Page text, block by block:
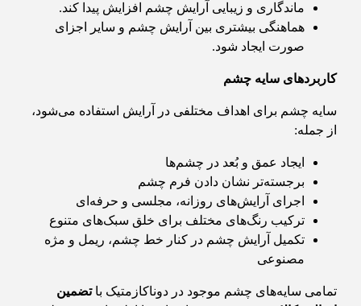
ماندگاری و زیبایی آرایش چشم افزایش پیدا کند.
هماهنگی بیشتری بین آرایش چشم و سایر اجزای
صورت ایجاد شود.
کاربردهای سایه چشم
سایه چشم برای اهداف مختلفی در آرایش استفاده می‌شود،
از جمله:
ایجاد عمق و بُعد در چشم‌ها
برجسته‌تر نشان دادن فرم چشم
اجرای آرایش‌های روزانه، مجلسی و حرفه‌ای
ترکیب رنگ‌های مختلف برای خلق سبک‌های متنوع
تکمیل آرایش چشم در کنار خط چشم، ریمل و مژه
مصنوعی
تمامی سایه‌های چشم موجود در دوناکازمتیک باتضمین